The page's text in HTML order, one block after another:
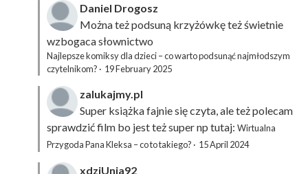
Daniel Drogosz
Można też podsuną krzyżówkęteż świetnie
wzbogaca słownictwo
Najlepsze komiksy dla dzieci – co warto podsunąć najmłodszym
czytelnikom? · 19 February 2025
zalukajmy.pl
Super książka fajnie się czyta, ale też polecam
sprawdzić film bo jest też super np tutaj: Wirtualna
Przygoda Pana Kleksa – co to takiego? · 15 April 2024
xdziUnia92